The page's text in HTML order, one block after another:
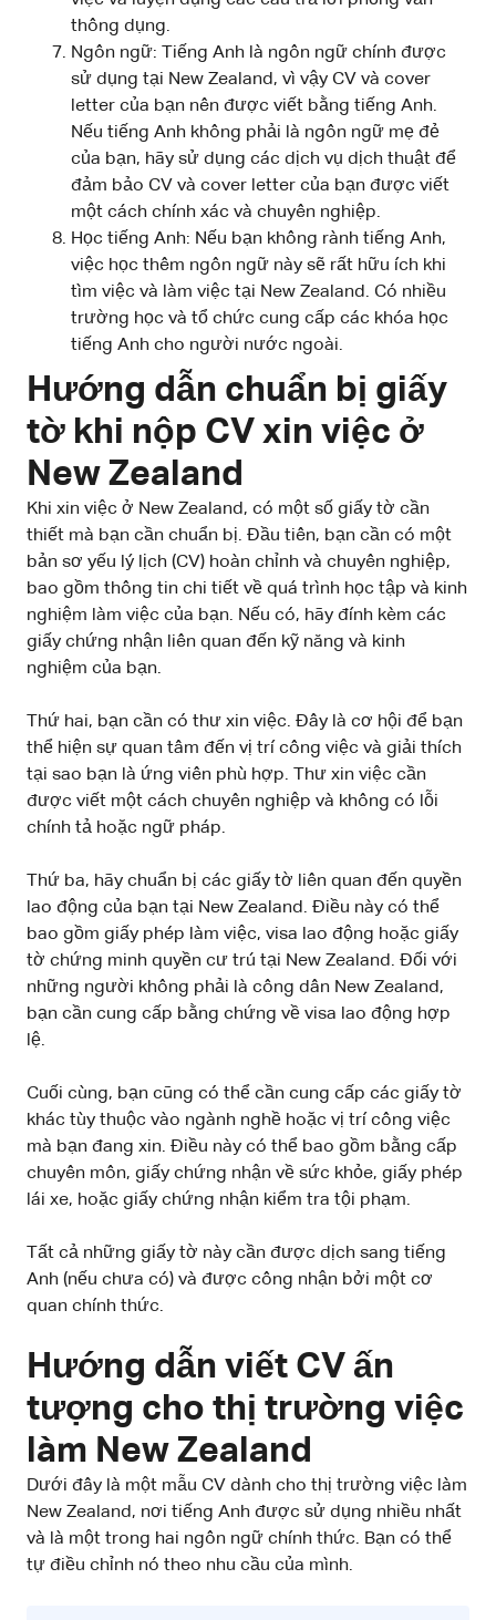
thông dụng.
Ngôn ngữ: Tiếng Anh là ngôn ngữ chính được
sử dụng tại New Zealand, vì vậy CV và cover
letter của bạn nên được viết bằng tiếng Anh.
Nếu tiếng Anh không phải là ngôn ngữ mẹ đẻ
của bạn, hãy sử dụng các dịch vụ dịch thuật để
đảm bảo CV và cover letter của bạn được viết
một cách chính xác và chuyên nghiệp.
Học tiếng Anh: Nếu bạn không rành tiếng Anh,
việc học thêm ngôn ngữ này sẽ rất hữu ích khi
tìm việc và làm việc tại New Zealand. Có nhiều
trường học và tổ chức cung cấp các khóa học
tiếng Anh cho người nước ngoài.
Hướng dẫn chuẩn bị giấy
tờ khi nộp CV xin việc ở
New Zealand
Khi xin việc ở New Zealand, có một số giấy tờ cần
thiết mà bạn cần chuẩn bị. Đầu tiên, bạn cần có một
bản sơ yếu lý lịch (CV) hoàn chỉnh và chuyên nghiệp,
bao gồm thông tin chi tiết về quá trình học tập và kinh
nghiệm làm việc của bạn. Nếu có, hãy đính kèm các
giấy chứng nhận liên quan đến kỹ năng và kinh
nghiệm của bạn.
Thứ hai, bạn cần có thư xin việc. Đây là cơ hội để bạn
thể hiện sự quan tâm đến vị trí công việc và giải thích
tại sao bạn là ứng viên phù hợp. Thư xin việc cần
được viết một cách chuyên nghiệp và không có lỗi
chính tả hoặc ngữ pháp.
Thứ ba, hãy chuẩn bị các giấy tờ liên quan đến quyền
lao động của bạn tại New Zealand. Điều này có thể
bao gồm giấy phép làm việc, visa lao động hoặc giấy
tờ chứng minh quyền cư trú tại New Zealand. Đối với
những người không phải là công dân New Zealand,
bạn cần cung cấp bằng chứng về visa lao động hợp
lệ.
Cuối cùng, bạn cũng có thể cần cung cấp các giấy tờ
khác tùy thuộc vào ngành nghề hoặc vị trí công việc
mà bạn đang xin. Điều này có thể bao gồm bằng cấp
chuyên môn, giấy chứng nhận về sức khỏe, giấy phép
lái xe, hoặc giấy chứng nhận kiểm tra tội phạm.
Tất cả những giấy tờ này cần được dịch sang tiếng
Anh (nếu chưa có) và được công nhận bởi một cơ
quan chính thức.
Hướng dẫn viết CV ấn
tượng cho thị trường việc
làm New Zealand
Dưới đây là một mẫu CV dành cho thị trường việc làm
New Zealand, nơi tiếng Anh được sử dụng nhiều nhất
và là một trong hai ngôn ngữ chính thức. Bạn có thể
tự điều chỉnh nó theo nhu cầu của mình.